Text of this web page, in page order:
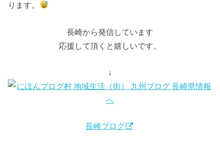
ります。
長崎から発信しています
応援して頂くと嬉しいです。
↓
長崎ブログ